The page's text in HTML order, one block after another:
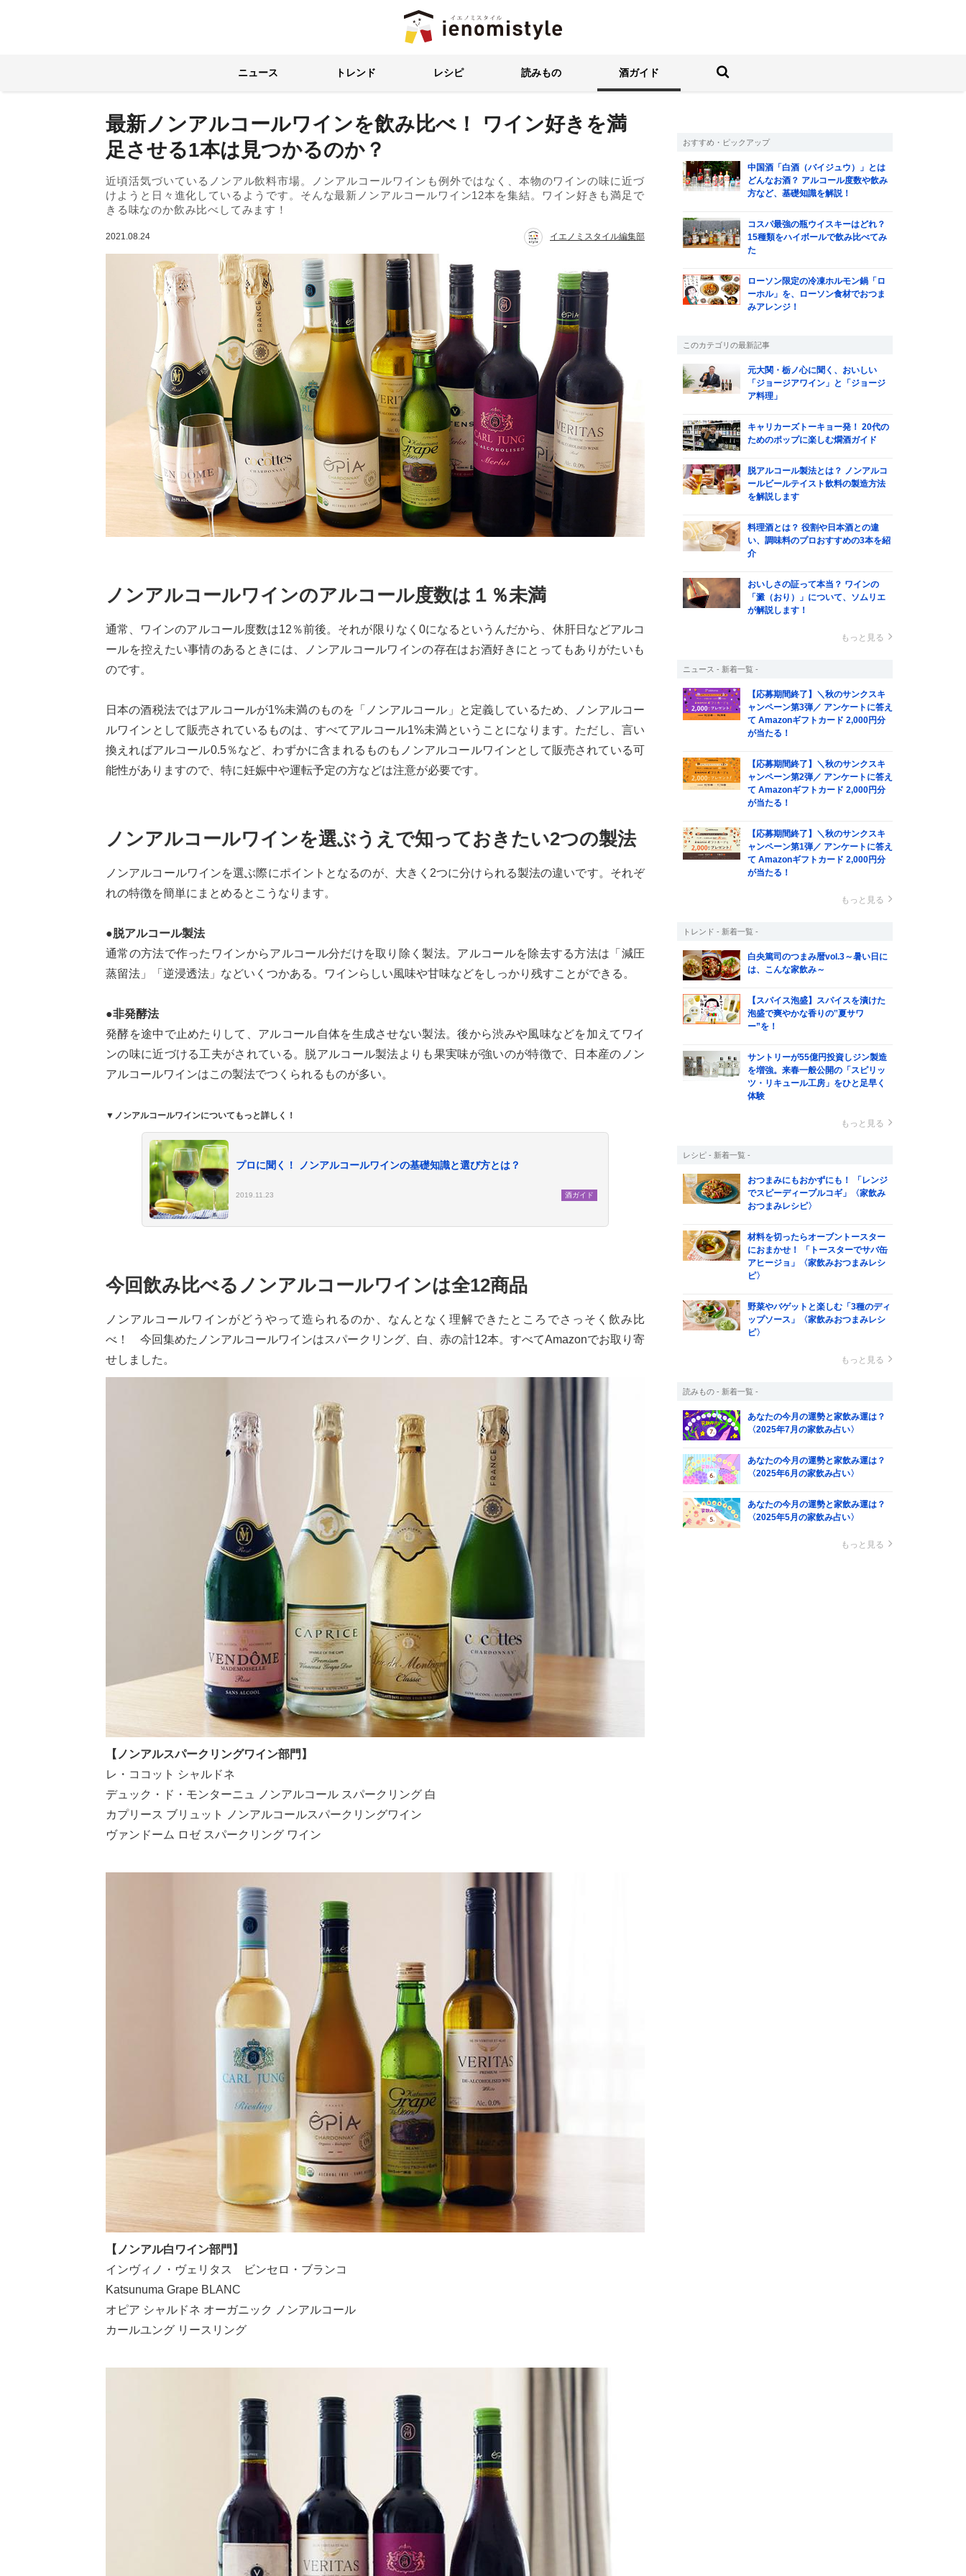
イエノミスタイル 家飲みを楽しむ人の情報サイト
ニュース トレンド レシピ 読みもの 酒ガイド 検索する
最新ノンアルコールワインを飲み比べ！ ワイン好きを満
足させる1本は見つかるのか？
近頃活気づいているノンアル飲料市場。ノンアルコールワインも例外ではなく、本物のワインの味に近づ
けようと日々進化しているようです。そんな最新ノンアルコールワイン12本を集結。ワイン好きも満足で
きる味なのか飲み比べしてみます！
2021.08.24 イエノミスタイル編集部
ノンアルコールワインのアルコール度数は１％未満
通常、ワインのアルコール度数は12％前後。それが限りなく0になるというんだから、休肝日などアルコ
ールを控えたい事情のあるときには、ノンアルコールワインの存在はお酒好きにとってもありがたいも
のです。
日本の酒税法ではアルコールが1%未満のものを「ノンアルコール」と定義しているため、ノンアルコー
ルワインとして販売されているものは、すべてアルコール1%未満ということになります。ただし、言い
換えればアルコール0.5％など、わずかに含まれるものもノンアルコールワインとして販売されている可
能性がありますので、特に妊娠中や運転予定の方などは注意が必要です。
ノンアルコールワインを選ぶうえで知っておきたい2つの製法
ノンアルコールワインを選ぶ際にポイントとなるのが、大きく2つに分けられる製法の違いです。それぞ
れの特徴を簡単にまとめるとこうなります。
●脱アルコール製法
通常の方法で作ったワインからアルコール分だけを取り除く製法。アルコールを除去する方法は「減圧
蒸留法」「逆浸透法」などいくつかある。ワインらしい風味や甘味などをしっかり残すことができる。
●非発酵法
発酵を途中で止めたりして、アルコール自体を生成させない製法。後から渋みや風味などを加えてワイ
ンの味に近づける工夫がされている。脱アルコール製法よりも果実味が強いのが特徴で、日本産のノン
アルコールワインはこの製法でつくられるものが多い。
▼ノンアルコールワインについてもっと詳しく！
プロに聞く！ ノンアルコールワインの基礎知識と選び方とは？
2019.11.23 酒ガイド
今回飲み比べるノンアルコールワインは全12商品
ノンアルコールワインがどうやって造られるのか、なんとなく理解できたところでさっそく飲み比
べ！ 今回集めたノンアルコールワインはスパークリング、白、赤の計12本。すべてAmazonでお取り寄
せしました。
【ノンアルスパークリングワイン部門】
レ・ココット シャルドネ
デュック・ド・モンターニュ ノンアルコール スパークリング 白
カプリース ブリュット ノンアルコールスパークリングワイン
ヴァンドーム ロゼ スパークリング ワイン
【ノンアル白ワイン部門】
インヴィノ・ヴェリタス ビンセロ・ブランコ
Katsunuma Grape BLANC
オピア シャルドネ オーガニック ノンアルコール
カールユング リースリング
おすすめ・ピックアップ
中国酒「白酒（バイジュウ）」とは
どんなお酒？ アルコール度数や飲み
方など、基礎知識を解説！
コスパ最強の瓶ウイスキーはどれ？
15種類をハイボールで飲み比べてみ
た
ローソン限定の冷凍ホルモン鍋「ロ
ーホル」を、ローソン食材でおつま
みアレンジ！
このカテゴリの最新記事
元大関・栃ノ心に聞く、おいしい
「ジョージアワイン」と「ジョージ
ア料理」
キャリカーズトーキョー発！ 20代の
ためのポップに楽しむ燗酒ガイド
脱アルコール製法とは？ ノンアルコ
ールビールテイスト飲料の製造方法
を解説します
料理酒とは？ 役割や日本酒との違
い、調味料のプロおすすめの3本を紹
介
おいしさの証って本当？ ワインの
「澱（おり）」について、ソムリエ
が解説します！
もっと見る
ニュース - 新着一覧 -
【応募期間終了】＼秋のサンクスキ
ャンペーン第3弾／ アンケートに答え
て Amazonギフトカード 2,000円分
が当たる！
【応募期間終了】＼秋のサンクスキ
ャンペーン第2弾／ アンケートに答え
て Amazonギフトカード 2,000円分
が当たる！
【応募期間終了】＼秋のサンクスキ
ャンペーン第1弾／ アンケートに答え
て Amazonギフトカード 2,000円分
が当たる！
もっと見る
トレンド - 新着一覧 -
白央篤司のつまみ暦vol.3～暑い日に
は、こんな家飲み～
【スパイス泡盛】スパイスを漬けた
泡盛で爽やかな香りの‟夏サワ
ー”を！
サントリーが55億円投資しジン製造
を増強。来春一般公開の「スピリッ
ツ・リキュール工房」をひと足早く
体験
もっと見る
レシピ - 新着一覧 -
おつまみにもおかずにも！ 「レンジ
でスピーディープルコギ」〈家飲み
おつまみレシピ〉
材料を切ったらオーブントースター
におまかせ！ 「トースターでサバ缶
アヒージョ」〈家飲みおつまみレシ
ピ〉
野菜やバゲットと楽しむ「3種のディ
ップソース」〈家飲みおつまみレシ
ピ〉
もっと見る
読みもの - 新着一覧 -
あなたの今月の運勢と家飲み運は？
〈2025年7月の家飲み占い〉
あなたの今月の運勢と家飲み運は？
〈2025年6月の家飲み占い〉
あなたの今月の運勢と家飲み運は？
〈2025年5月の家飲み占い〉
もっと見る